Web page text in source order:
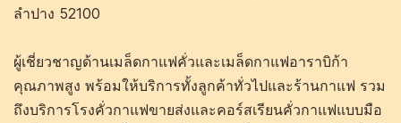
ลำปาง 52100
ผู้เชี่ยวชาญด้านเมล็ดกาแฟคั่วและเมล็ดกาแฟอาราบิก้า
คุณภาพสูง พร้อมให้บริการทั้งลูกค้าทั่วไปและร้านกาแฟ รวม
ถึงบริการโรงคั่วกาแฟขายส่งและคอร์สเรียนคั่วกาแฟแบบมือ